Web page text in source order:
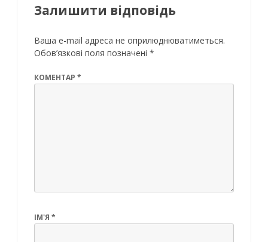
Залишити відповідь
Ваша e-mail адреса не оприлюднюватиметься.
Обов’язкові поля позначені *
КОМЕНТАР *
ІМ'Я *